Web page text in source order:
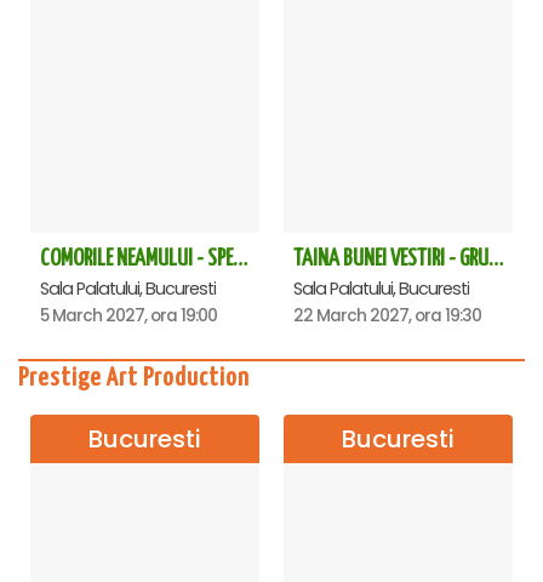
COMORILE NEAMULUI - SPECTACOL EXTRAORDINAR - Sala Palatului
Sala Palatului, Bucuresti
5 March 2027, ora 19:00
TAINA BUNEI VESTIRI - GRUPUL PSALTIC TRONOS la Sala Palatului
Sala Palatului, Bucuresti
22 March 2027, ora 19:30
Prestige Art Production
Bucuresti Bucuresti